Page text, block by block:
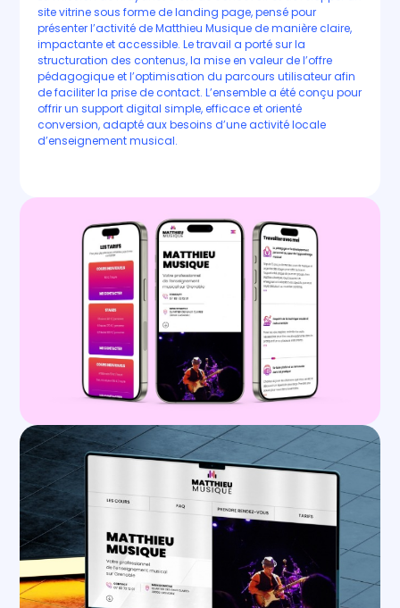
site vitrine sous forme de landing page, pensé pour
présenter l’activité de Matthieu Musique de manière claire,
impactante et accessible. Le travail a porté sur la
structuration des contenus, la mise en valeur de l’offre
pédagogique et l’optimisation du parcours utilisateur afin
de faciliter la prise de contact. L’ensemble a été conçu pour
offrir un support digital simple, efficace et orienté
conversion, adapté aux besoins d’une activité locale
d’enseignement musical.